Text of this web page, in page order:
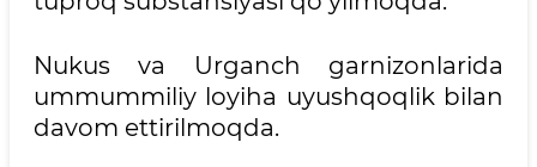
Nukus va Urganch garnizonlarida
ummummiliy loyiha uyushqoqlik bilan
davom ettirilmoqda.